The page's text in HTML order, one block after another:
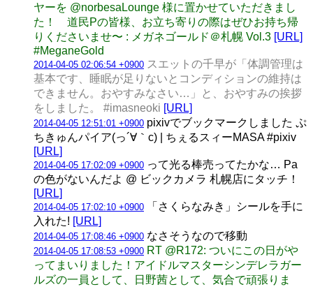
ヤーを @norbesaLounge 様に置かせていただきまし
た！ 道民Pの皆様、お立ち寄りの際はぜひお持ち帰
りくださいませ〜 : メガネゴールド＠札幌 Vol.3 [URL]
#MeganeGold
2014-04-05 02:06:54 +0900 スエットの千早が「体調管理は
基本です、睡眠が足りないとコンディションの維持は
できません。おやすみなさい…」と、おやすみの挨拶
をしました。 #imasneoki [URL]
2014-04-05 12:51:01 +0900 pixivでブックマークしました ぷ
ちきゅんパイア(っ´∀｀c) | ちぇるスィーMASA #pixiv
[URL]
2014-04-05 17:02:09 +0900 って光る棒売ってたかな… Pa
の色がないんだよ @ ビックカメラ 札幌店にタッチ！
[URL]
2014-04-05 17:02:10 +0900 「さくらなみき」シールを手に
入れた! [URL]
2014-04-05 17:08:46 +0900 なさそうなので移動
2014-04-05 17:08:53 +0900 RT @R172: ついにこの日がや
ってまいりました！アイドルマスターシンデレラガー
ルズの一員として、日野茜として、気合で頑張りま